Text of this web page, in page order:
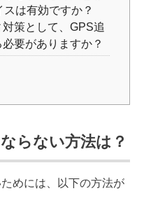
は有効ですか？
策として、GPS追
要がありますか？
らない方法は？
めには、以下の方法が